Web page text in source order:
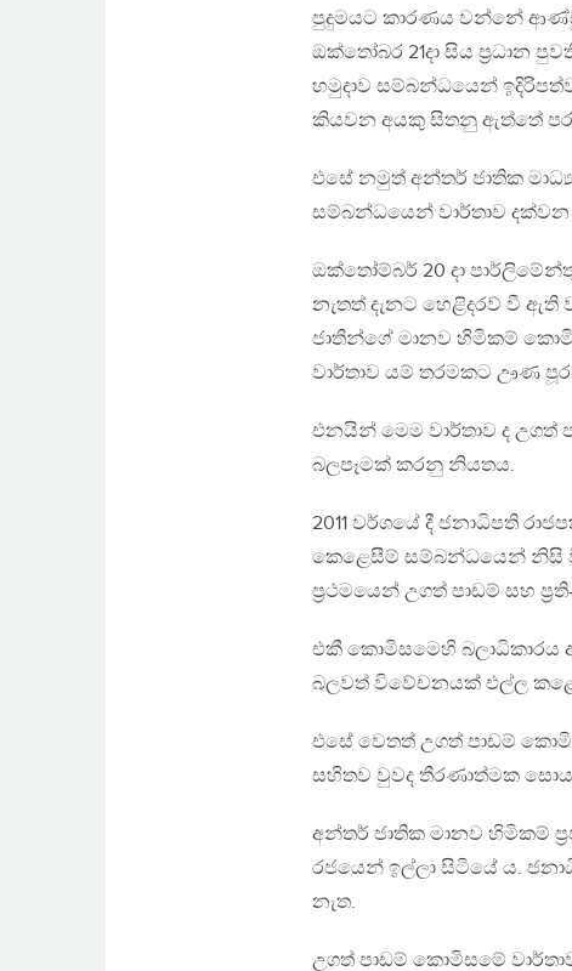
පුදුමයට කාරණය වන්නේ
ඔක්තෝබර 21දා සිය ප්‍රධාන
හමුදාව සම්බන්ධයෙන්
කියවන අයකු සිතනු ඇත්තේ
එසේ නමුත් අන්තර් ජාතික
සම්බන්ධයෙන් වාර්තාව
ඔක්තෝම්බර් 20 දා
නැතත් දැනට හෙළිදරව් වී ඇති
ජාතින්ගේ මානව හිමිකම්
වාර්තාව යම් තරමකට ඌණ
එනයින් මෙම වාර්තාව ද උගත්
බලපෑමක් කරනු නියතය.
2011 වර්ශයේ දී ජනාධිපති
කෙළෙසීම් සම්බන්ධයෙන් නිසි
ප්‍රථමයෙන් උගත් පාඩම් සහ
එකී කොමිසමෙහි බලාධිකාරය
බලවත් විවේචනයක් එල්ල
එසේ වෙතත් උගත් පාඩම්
සහිතව වුවද තීරණාත්මක
අන්තර් ජාතික මානව හිමිකම්
රජයෙන් ඉල්ලා සිටියේ ය.
නැත.
උගත් පාඩම් කොමිසමේ